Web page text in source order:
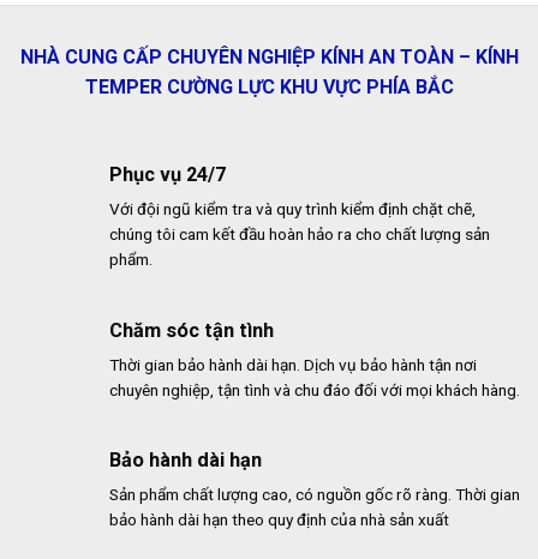
NHÀ CUNG CẤP CHUYÊN NGHIỆP KÍNH AN TOÀN – KÍNH
TEMPER CƯỜNG LỰC KHU VỰC PHÍA BẮC
Phục vụ 24/7
Với đội ngũ kiểm tra và quy trình kiểm định chặt chẽ,
chúng tôi cam kết đầu hoàn hảo ra cho chất lượng sản
phẩm.
Chăm sóc tận tình
Thời gian bảo hành dài hạn. Dịch vụ bảo hành tận nơi
chuyên nghiệp, tận tình và chu đáo đối với mọi khách hàng.
Bảo hành dài hạn
Sản phẩm chất lượng cao, có nguồn gốc rõ ràng. Thời gian
bảo hành dài hạn theo quy định của nhà sản xuất